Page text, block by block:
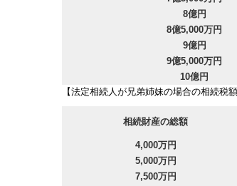
8億円
8億5,000万円
9億円
9億5,000万円
10億円
【法定相続人が兄弟姉妹の場合の相続税額
相続財産の総額
4,000万円
5,000万円
7,500万円